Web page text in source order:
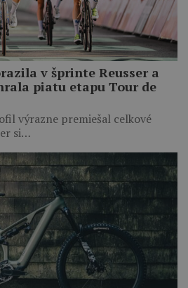
v šprinte Reusser a
piatu etapu Tour de
výrazne premiešal celkové
si…